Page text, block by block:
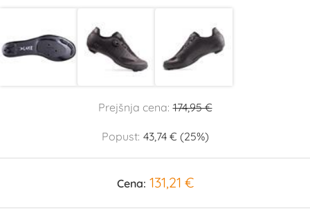
Prejšnja cena: 174,95 €
Popust: 43,74 € (25%)
Cena: 131,21 €